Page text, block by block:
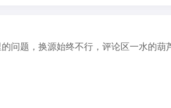
问题，换源始终不行，评论区一水的葫